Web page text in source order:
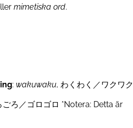
mimetiska ord.
: wakuwaku, わくわく／ワクワク
ごろ／ゴロゴロ *Notera: Detta är